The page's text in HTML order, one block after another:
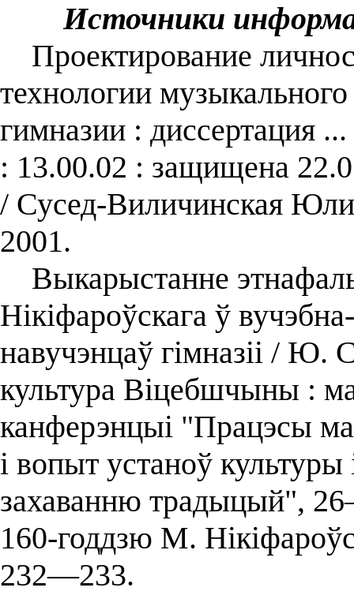
Источники
Проектирование
технологии
гимназии : диссертация
: 13.00.02 : защищена
/ Сусед-Виличинская
2001.
Выкарыстанне
Нікіфароўскага ў
навучэнцаў гімназіі / Ю.
культура Віцебшчыны :
канферэнцыі "Працэсы
і вопыт устаноў
захаванню традыцый",
160-годдзю М.
232―233.